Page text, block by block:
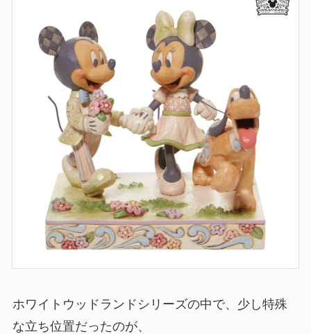
ホワイトウッドランドシリーズの中で、少し特殊
な立ち位置だったのが、